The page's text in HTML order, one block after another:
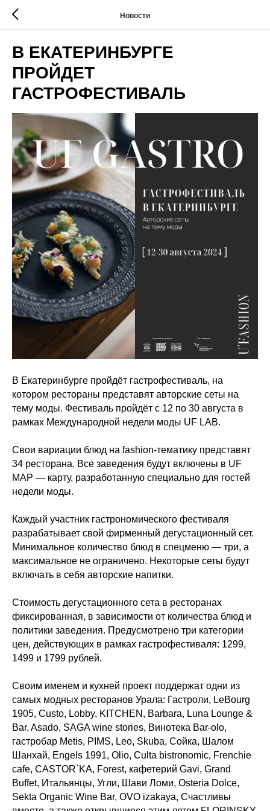
Новости
В ЕКАТЕРИНБУРГЕ
ПРОЙДЕТ
ГАСТРОФЕСТИВАЛЬ
В Екатеринбурге пройдёт гастрофестиваль, на
котором рестораны представят авторские сеты на
тему моды. Фестиваль пройдёт с 12 по 30 августа в
рамках Международной недели моды UF LAB.
Свои вариации блюд на fashion-тематику представят
34 ресторана. Все заведения будут включены в UF
MAP — карту, разработанную специально для гостей
недели моды.
Каждый участник гастрономического фестиваля
разрабатывает свой фирменный дегустационный сет.
Минимальное количество блюд в спецменю — три, а
максимальное не ограничено. Некоторые сеты будут
включать в себя авторские напитки.
Стоимость дегустационного сета в ресторанах
фиксированная, в зависимости от количества блюд и
политики заведения. Предусмотрено три категории
цен, действующих в рамках гастрофестиваля: 1299,
1499 и 1799 рублей.
Своим именем и кухней проект поддержат одни из
самых модных ресторанов Урала: Гастроли, LeBourg
1905, Custo, Lobby, KITCHEN, Barbara, Luna Lounge &
Bar, Asado, SAGA wine stories, Винотека Bar-olo,
гастробар Metis, PIMS, Leo, Skuba, Сойка, Шалом
Шанхай, Engels 1991, Olio, Culta bistronomic, Frenchie
сafe, CASTOR`KA, Forest, кафетерий Gavi, Grand
Buffet, Итальянцы, Угли, Шави Ломи, Osteria Dolce,
Sekta Organic Wine Bar, OVO izakaya, Счастливы